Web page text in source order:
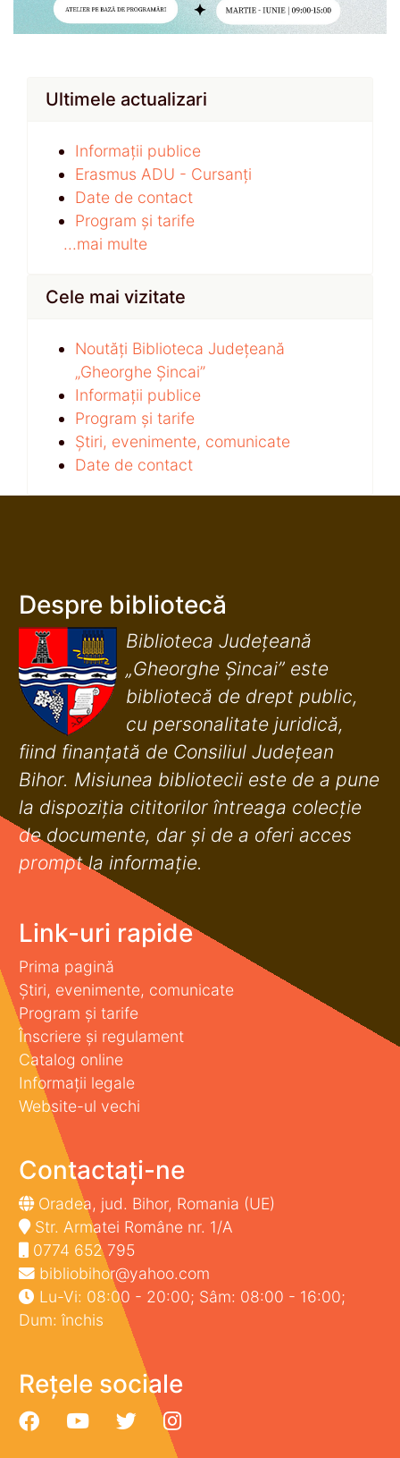
Ultimele actualizari
Informații publice
Erasmus ADU - Cursanți
Date de contact
Program și tarife
...mai multe
Cele mai vizitate
Noutăți Biblioteca Județeană
„Gheorghe Șincai”
Informații publice
Program și tarife
Știri, evenimente, comunicate
Date de contact
Despre bibliotecă
Biblioteca Județeană
„Gheorghe Șincai” este
bibliotecă de drept public,
cu personalitate juridică,
fiind finanţată de Consiliul Judeţean
Bihor. Misiunea bibliotecii este de a pune
la dispoziţia cititorilor întreaga colecţie
de documente, dar şi de a oferi acces
prompt la informaţie.
Link-uri rapide
Prima pagină
Știri, evenimente, comunicate
Program și tarife
Înscriere și regulament
Catalog online
Informații legale
Website-ul vechi
Contactați-ne
Oradea, jud. Bihor, Romania (UE)
Str. Armatei Române nr. 1/A
0774 652 795
bibliobihor@yahoo.com
Lu-Vi: 08:00 - 20:00; Sâm: 08:00 - 16:00;
Dum: închis
Rețele sociale